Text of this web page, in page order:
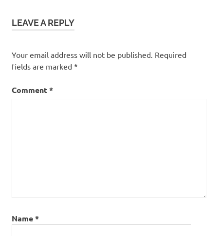
LEAVE A REPLY
Your email address will not be published. Required
fields are marked *
Comment*
Name*